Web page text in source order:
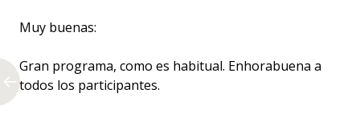
Muy buenas:
Gran programa, como es habitual. Enhorabuena a
todos los participantes.